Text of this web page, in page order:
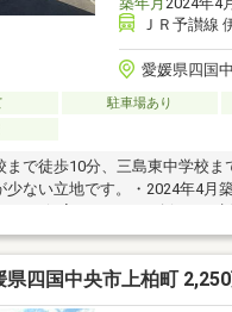
ＪＲ予讃線
愛媛県四国
駐車場あり
まで徒歩10分、三島東中学校ま
少ない立地です。・2024年4月
面積は205平米超の広さがあり
坦地で毎日の出し入れもスムー
すい設計。新しい設備が整った
トできます。
県四国中央市上柏町